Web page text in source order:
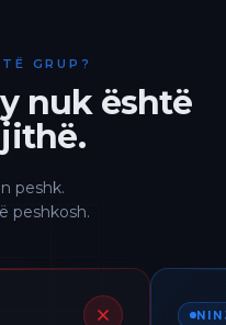
GRUP?
nuk është
peshk.
peshkosh.